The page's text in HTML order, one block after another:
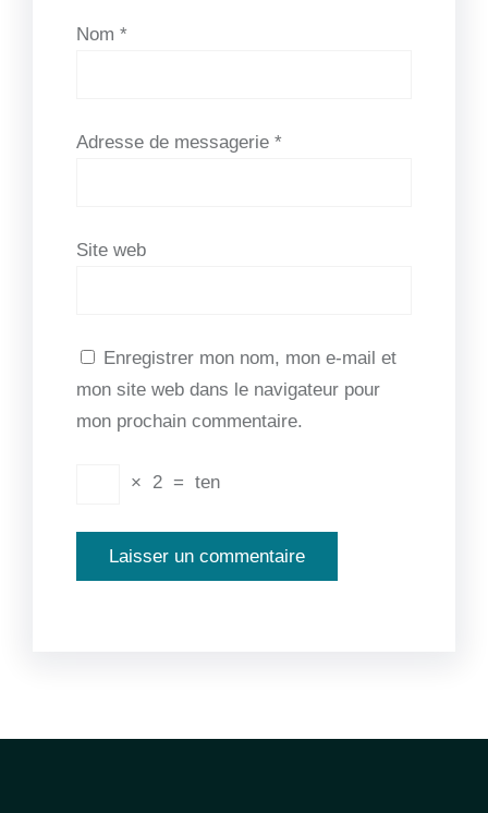
Nom *
Adresse de messagerie *
Site web
Enregistrer mon nom, mon e-mail et
mon site web dans le navigateur pour
mon prochain commentaire.
× 2 = ten